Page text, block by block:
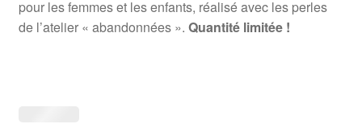
pour les femmes et les enfants, réalisé avec les perles
de l’atelier « abandonnées ». Quantité limitée !